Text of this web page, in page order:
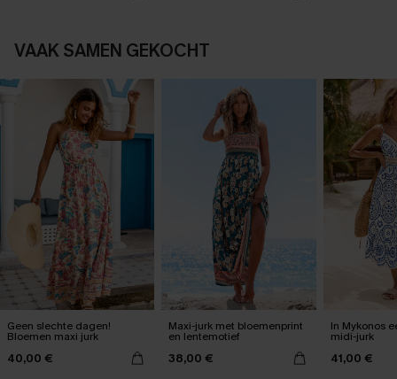
VAAK SAMEN GEKOCHT
Geen slechte dagen!
Bloemen maxi jurk
40,00 €
Maxi-jurk met bloemenprint
en lentemotief
38,00 €
In Mykonos
midi-jurk
41,00 €